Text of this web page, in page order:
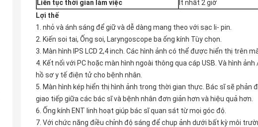
Liên tục thời gian làm việc
Ít nhất 2 giờ
Lợi thế
1. nhỏ và ánh sáng để giữ và dễ dàng mang theo với sạc li- pin.
2. Kiến soi tai, Ống soi, Laryngoscope ba ống kính Tùy chọn.
3. Màn hình IPS LCD 2,4 inch. Các hình ảnh có thể được hiển thị trên
4. Kết nối với PC hoặc màn hình ngoài thông qua cáp USB. Và hình
hồ sơ y tế điện tử cho bệnh nhân.
5. Màn hình kép hiển thị hình ảnh trong thời gian thực. Bác sĩ sẽ phản
giao tiếp giữa các bác sĩ và bệnh nhân đơn giản hơn và hiệu quả hơn.
6. Ống kính ENT linh hoạt giúp bác sĩ quan sát từ mọi góc độ.
7. Với chức năng điều chỉnh độ sáng để chụp ảnh dưới bất kỳ môi